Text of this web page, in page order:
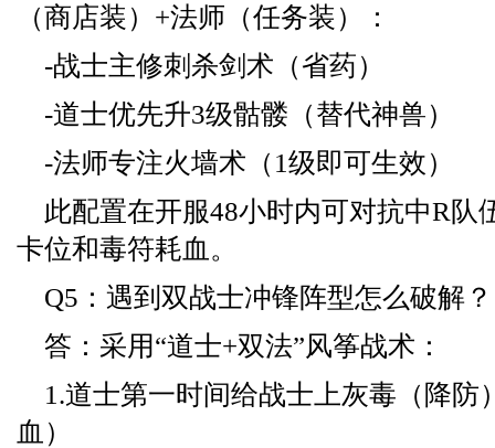
（商店装）+法师（任务装）：
-战士主修刺杀剑术（省药）
-道士优先升3级骷髅（替代神兽）
-法师专注火墙术（1级即可生效）
此配置在开服48小时内可对抗中R队
卡位和毒符耗血。
Q5：遇到双战士冲锋阵型怎么破解？
答：采用“道士+双法”风筝战术：
1.道士第一时间给战士上灰毒（降防
血）